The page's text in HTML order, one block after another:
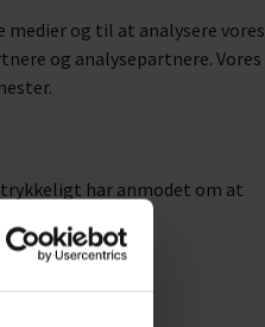
og til at analysere vores
og analysepartnere. Vores
har anmodet om at